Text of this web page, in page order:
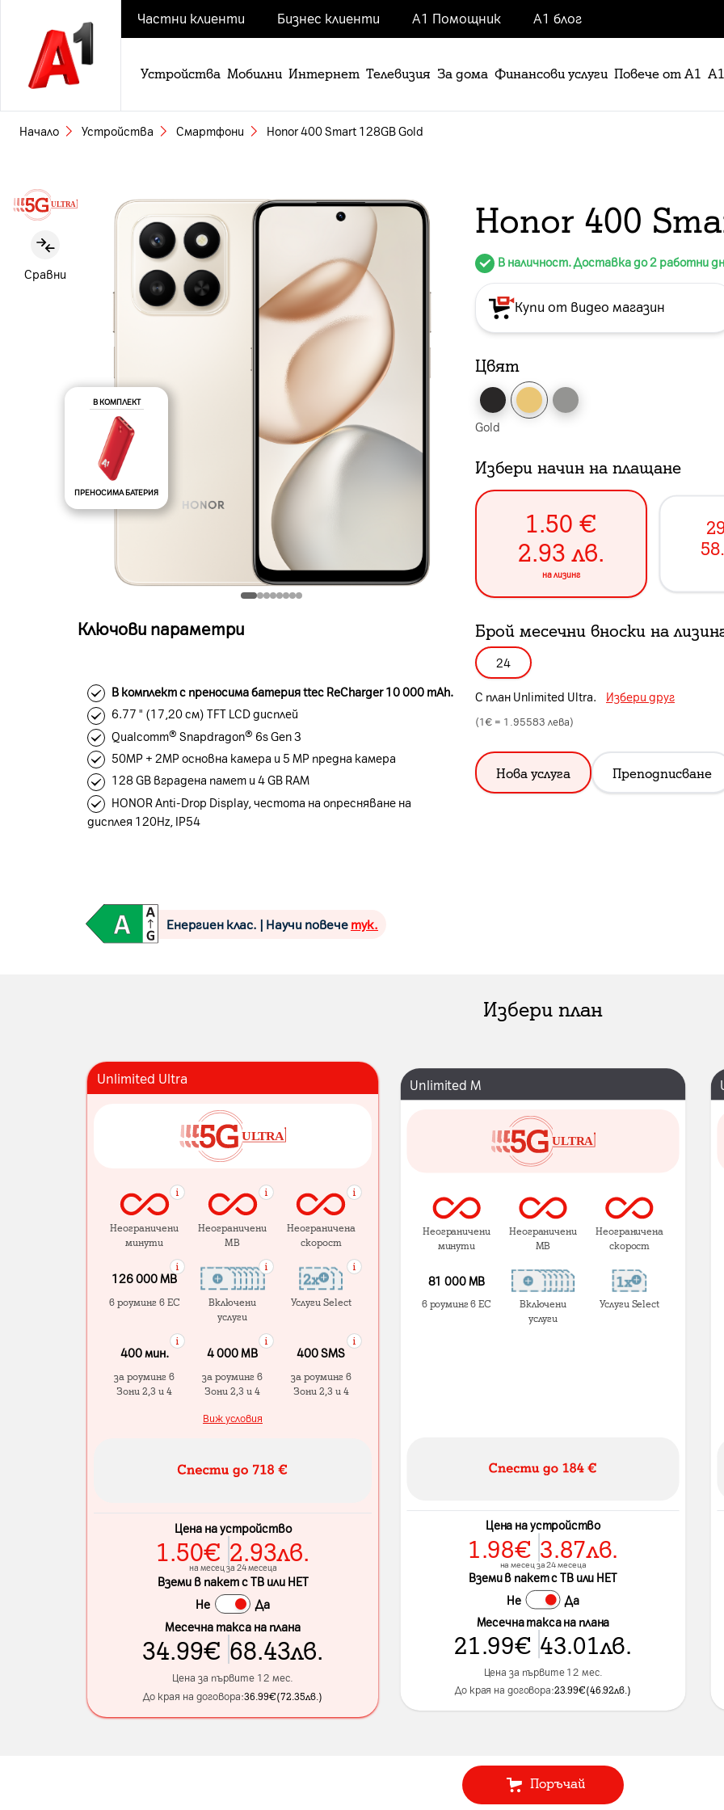
Частни клиенти Бизнес клиенти А1 Помощник А1 блог
Устройства Мобилни Интернет Телевизия За дома Финансови услуги Повече от А1
Начало Устройства Смартфони Honor 400 Smart 128GB Gold
Сравни
Slide 1 of 8
В КОМПЛЕКТ
ПРЕНОСИМА БАТЕРИЯ
Ключови параметри
В комплект с преносима батерия ttec ReCharger 10 000 mAh.
6.77 " (17,20 см) TFT LCD дисплей
Qualcomm® Snapdragon® 6s Gen 3
50MP + 2MP основна камера и 5 MP предна камера
128 GB вградена памет и 4 GB RAM
HONOR Anti-Drop Display, честота на опресняване на
дисплея 120Hz, IP54
Енергиен клас. | Научи повече тук.
Honor 400
В наличност. Доставка до 2 работни
Купи от видео магазин
Цвят
Gold
Избери начин на плащане
1.50 €
2.93 лв.
на лизинг
Брой месечни вноски на
24
С план Unlimited Ultra. Избери друг
(1€ = 1.95583 лева)
Нова услуга Преподписване
Избери план
Unlimited Ultra
Неограничени
минути
Неограничени
MB
Неограничена
скорост
126 000 MB
в роуминг в ЕС
Включени
услуги
Услуги Select
400 мин.
за роуминг в
Зони 2,3 и 4
4 000 МB
за роуминг в
Зони 2,3 и 4
400 SMS
за роуминг в
Зони 2,3 и 4
Виж условия
Цена на устройство
1.50€ 2.93лв.
на месец за 24 месеца
Вземи в пакет с ТВ или НЕТ
Не
Да
Месечна такса на плана
34.99€ 68.43лв.
Цена за първите 12 мес.
До края на договора:36.99€(72.35лв. )
Unlimited M
Неограничени
минути
Неограничени
MB
Неограничена
скорост
81 000 МВ
в роуминг в ЕС
Включени
услуги
Услуги Select
Цена на устройство
1.98€ 3.87лв.
на месец за 24 месеца
Вземи в пакет с ТВ или НЕТ
Не Да
Месечна такса на плана
21.99€ 43.01лв.
Цена за първите 12 мес.
До края на договора:23.99€(46.92лв. )
Поръчай